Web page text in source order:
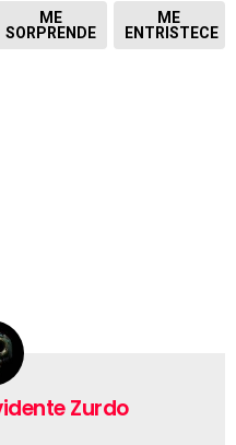
ME
SORPRENDE
ME
ENTRISTECE
Zurdo